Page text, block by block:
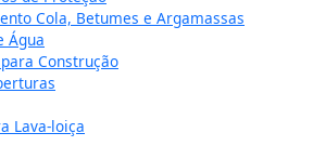
Cola, Betumes e Argamassas
Água
Construção
Lava-loiça